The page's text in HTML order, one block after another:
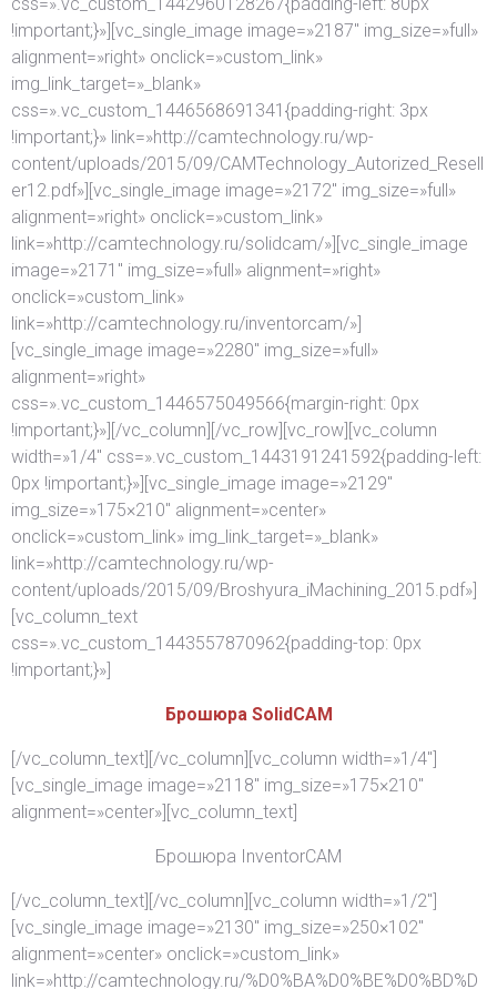
!important;}»][vc_single_image image=»2187″ img_size=»full»
alignment=»right» onclick=»custom_link»
img_link_target=»_blank»
css=».vc_custom_1446568691341{padding-right: 3px
!important;}» link=»http://camtechnology.ru/wp-
content/uploads/2015/09/CAMTechnology_Autorized_Resell
er12.pdf»][vc_single_image image=»2172″ img_size=»full»
alignment=»right» onclick=»custom_link»
link=»http://camtechnology.ru/solidcam/»][vc_single_image
image=»2171″ img_size=»full» alignment=»right»
onclick=»custom_link»
link=»http://camtechnology.ru/inventorcam/»]
[vc_single_image image=»2280″ img_size=»full»
alignment=»right»
css=».vc_custom_1446575049566{margin-right: 0px
!important;}»][/vc_column][/vc_row][vc_row][vc_column
width=»1/4″ css=».vc_custom_1443191241592{padding-left:
0px !important;}»][vc_single_image image=»2129″
img_size=»175×210″ alignment=»center»
onclick=»custom_link» img_link_target=»_blank»
link=»http://camtechnology.ru/wp-
content/uploads/2015/09/Broshyura_iMachining_2015.pdf»]
[vc_column_text
css=».vc_custom_1443557870962{padding-top: 0px
!important;}»]
Брошюра SolidCAM
[/vc_column_text][/vc_column][vc_column width=»1/4″]
[vc_single_image image=»2118″ img_size=»175×210″
alignment=»center»][vc_column_text]
Брошюра InventorCAM
[/vc_column_text][/vc_column][vc_column width=»1/2″]
[vc_single_image image=»2130″ img_size=»250×102″
alignment=»center» onclick=»custom_link»
link=»http://camtechnology.ru/%D0%BA%D0%BE%D0%BD%D